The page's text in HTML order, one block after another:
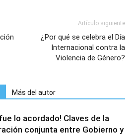
Artículo siguiente
¿Por qué se celebra el Día
Internacional contra la
Violencia de Género?
Más del autor
lo acordado! Claves de la
conjunta entre Gobierno y